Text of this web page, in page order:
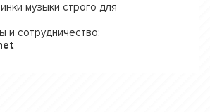
музыки строго для
и сотрудничество: